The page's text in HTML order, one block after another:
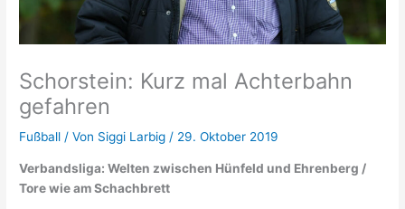
Schorstein: Kurz mal Achterbahn
gefahren
Fußball / Von Siggi Larbig / 29. Oktober 2019
Verbandsliga: Welten zwischen Hünfeld und Ehrenberg /
Tore wie am Schachbrett